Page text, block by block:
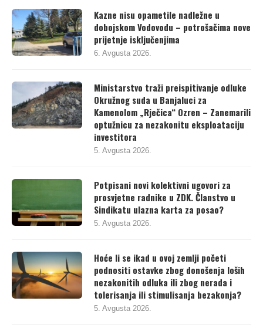
Kazne nisu opametile nadležne u
dobojskom Vodovodu – potrošačima nove
prijetnje isključenjima
6. Avgusta 2026.
Ministarstvo traži preispitivanje odluke
Okružnog suda u Banjaluci za
Kamenolom „Rječica“ Ozren – Zanemarili
optužnicu za nezakonitu eksploataciju
investitora
5. Avgusta 2026.
Potpisani novi kolektivni ugovori za
prosvjetne radnike u ZDK. Članstvo u
Sindikatu ulazna karta za posao?
5. Avgusta 2026.
Hoće li se ikad u ovoj zemlji početi
podnositi ostavke zbog donošenja loših
nezakonitih odluka ili zbog nerada i
tolerisanja ili stimulisanja bezakonja?
5. Avgusta 2026.